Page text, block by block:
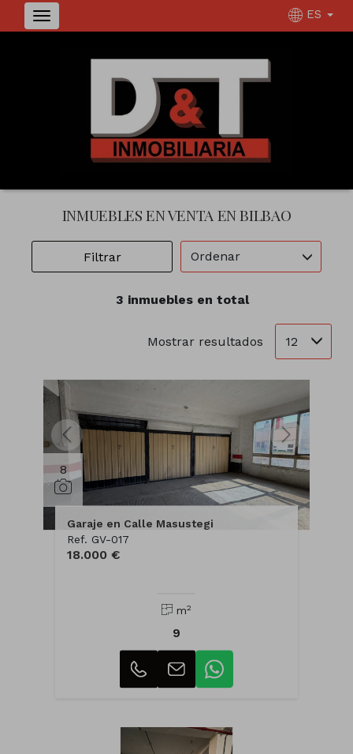
ES
INMUEBLES EN VENTA EN BILBAO
Filtrar Ordenar
3 inmuebles en total
Mostrar resultados 12
8
Garaje en Calle Masustegi
Ref. GV-017
18.000 €
m2
9